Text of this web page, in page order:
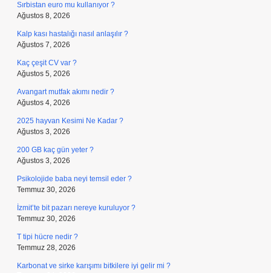
Sırbistan euro mu kullanıyor ?
Ağustos 8, 2026
Kalp kası hastalığı nasıl anlaşılır ?
Ağustos 7, 2026
Kaç çeşit CV var ?
Ağustos 5, 2026
Avangart mutfak akımı nedir ?
Ağustos 4, 2026
2025 hayvan Kesimi Ne Kadar ?
Ağustos 3, 2026
200 GB kaç gün yeter ?
Ağustos 3, 2026
Psikolojide baba neyi temsil eder ?
Temmuz 30, 2026
İzmit’te bit pazarı nereye kuruluyor ?
Temmuz 30, 2026
T tipi hücre nedir ?
Temmuz 28, 2026
Karbonat ve sirke karışımı bitkilere iyi gelir mi ?